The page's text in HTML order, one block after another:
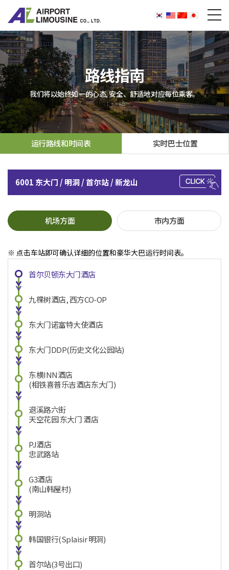
路线指南
我们将以始终如一的心态, 安全、舒适地对应每位乘客。
运行路线和时间表 实时巴士位置
6001 东大门 / 明洞 / 首尔站 / 新龙山
机场方面 市内方面
※ 点击车站即可确认详细的位置和豪华大巴运行时间表。
首尔贝顿东大门酒店
九棵树酒店, 西方CO-OP
东大门诺富特大使酒店
东大门DDP(历史文化公园站)
东横INN酒店
(相铁喜普乐吉酒店东大门)
退溪路六街
天空花园 东大门 酒店
PJ酒店
忠武路站
G3酒店
(南山韩屋村)
明洞站
韩国银行(Splaisir 明洞)
首尔站(3号出口)